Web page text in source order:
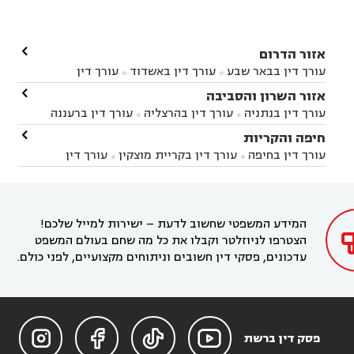
אזור הדרום
עורך דין בבאר שבע  עורך דין באשדוד 
עורך דין
באשקלון
עורך דין בבאר טוביה עורך דין בגן יבנה
עורך דין בניר הבנים עורך דין בערד
זיקים
עורך דין בנתיבות עורך דין בקרית מלאכי

אזור השרון והסביבה
עורך דין בנתניה  עורך דין בהרצליה  עורך דין ברעננה
עורך דין בחדרה עורך דין בכפר סבא
עורך דין בהוד
השרון
עורך דין באבן יהודה
עורך דין בחריש עורך דין בקיסריה עורך דין בקדימה

חיפה והקריות
עורך דין בחיפה  עורך דין בקריית מוצקין 
עורך דין
בקרית מוצקין
עורך דין בקריית אתא
עורך דין

המידע המשפטי שחשוב לדעת – ישירות למייל שלכם!
הצטרפו לניוזלטר וקבלו את כל מה שחם בעולם המשפט
עדכונים, פסקי דין חשובים וניתוחים מקצועיים, לפני כולם.
פסק דין ברשת 


